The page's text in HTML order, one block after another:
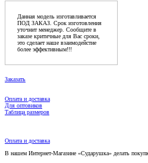
Данная модель изготавливается
ПОД ЗАКАЗ. Срок изготовления
уточнит менеджер. Сообщите в
заказе критичные для Вас сроки,
это сделает наше взаимодейстие
более эффективным!!!
Заказать
Оплата и доставка
Для оптовиков
Таблица размеров
Оплата и доставка
В нашем Интернет-Магазине «Сударушка» делать